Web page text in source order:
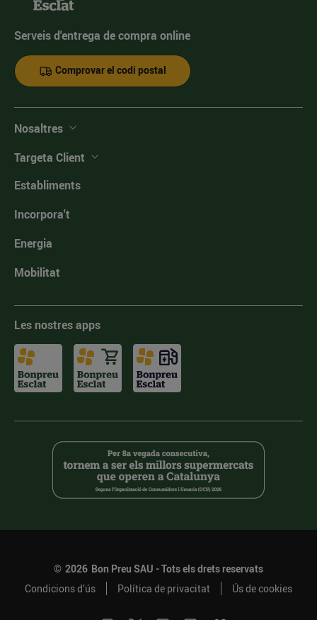
Serveis d'entrega de compra online
Comprovar el codi postal
Nosaltres
Targeta Client
Establiments
Incorpora't
Energia
Mobilitat
Les nostres apps
© 2026 Bon Preu SAU - Tots els drets reservats
Condicions d’ús
Política de privacitat Ús de cookies